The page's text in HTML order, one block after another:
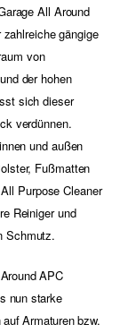
All Around
gängige
von
der hohen
sich dieser
verdünnen.
und außen
Fußmatten
Purpose Cleaner
Reiniger und
Schmutz.
APC
nun starke
Armaturen bzw.